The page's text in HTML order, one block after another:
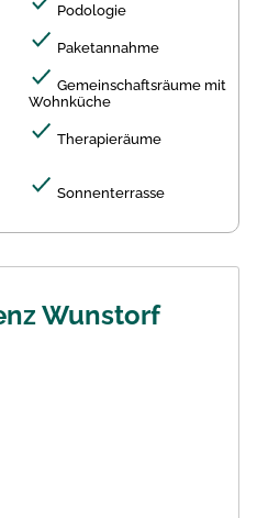
Podologie
Paketannahme
Gemeinschaftsräume mit
Wohnküche
Therapieräume
Sonnenterrasse
Wunstorf